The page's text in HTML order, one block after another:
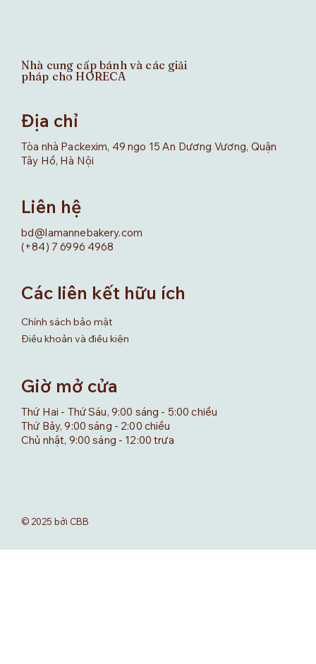
Nhà cung cấp bánh và các giải
pháp cho HORECA
Địa chỉ
Tòa nhà Packexim, 49 ngo 15 An Dương Vương, Quận
Tây Hồ, Hà Nội
Liên hệ
bd@lamannebakery.com
(+84) 7 6996 4968
Giờ mở cửa
Thứ Hai - Thứ Sáu, 9:00 sáng - 5:00 chiều
Thứ Bảy, 9:00 sáng - 2:00 chiều
Chủ nhật, 9:00 sáng - 12:00 trưa
Các liên kết hữu ích
Chính sách bảo mật
Điều khoản và điều kiện
© 2025 bởi CBB